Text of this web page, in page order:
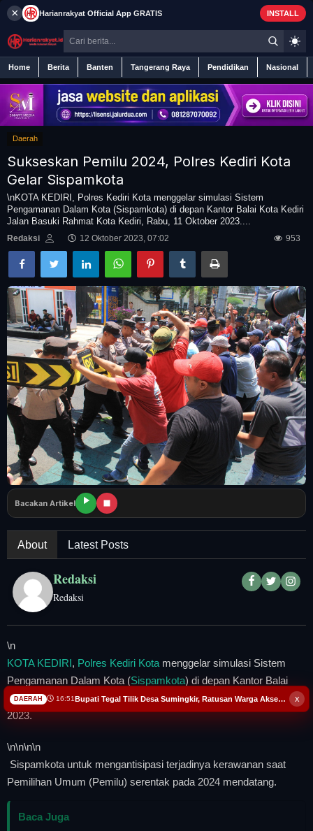
× Harianrakyat Official App GRATIS INSTALL
Home Berita Banten Tangerang Raya Pendidikan Nasional
Home
Berita
Iklan
Tangerang Raya
Pendidikan
Nasional
Politik
Daerah
Daerah
Sukseskan Pemilu 2024, Polres Kediri Kota
Gelar Sispamkota
\nKOTA KEDIRI, Polres Kediri Kota menggelar simulasi Sistem
Pengamanan Dalam Kota (Sispamkota) di depan Kantor Balai Kota Kediri
Jalan Basuki Rahmat Kota Kediri, Rabu, 11 Oktober 2023....
Redaksi 12 Oktober 2023, 07:02 953
Bacakan Artikel
About Latest Posts
Redaksi
Redaksi
\n
KOTA KEDIRI, Polres Kediri Kota menggelar simulasi Sistem
Pengamanan Dalam Kota (Sispamkota) di depan Kantor Balai
KotaKediriJalan Basuki Rahmat Kota Kediri, Rabu, 11 Oktober
2023.
\n\n\n\n
Sispamkota untuk mengantisipasi terjadinya kerawanan saat
Pemilihan Umum (Pemilu) serentak pada 2024 mendatang.
Baca Juga
x
DAERAH 16:51 Bupati Tegal Tilik Desa Sumingkir, Ratusan Warga Akses Beragam Layanan Publik